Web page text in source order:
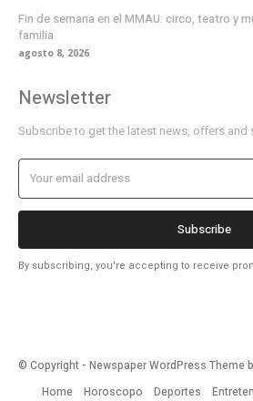
Fin de semana en el MMAU: circo, teatro y
familia
agosto 8, 2026
Newsletter
Subscribe to get the latest news, offers and
Subscribe
By subscribing, you're accepting to receive
© Copyright - Newspaper WordPress Theme
Home
Horoscopo Deportes